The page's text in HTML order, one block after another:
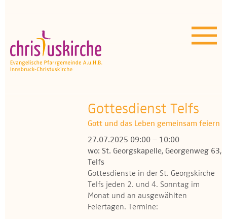
Unser Angebot
OEZ
Wissenswertes
Medien
Kontakt
Gottesdienst Telfs
Gott und das Leben gemeinsam feiern
27.07.2025 09:00 – 10:00
wo: St. Georgskapelle, Georgenweg 63,
Telfs
Gottesdienste in der St. Georgskirche
Telfs jeden 2. und 4. Sonntag im
Monat und an ausgewählten
Feiertagen. Termine: